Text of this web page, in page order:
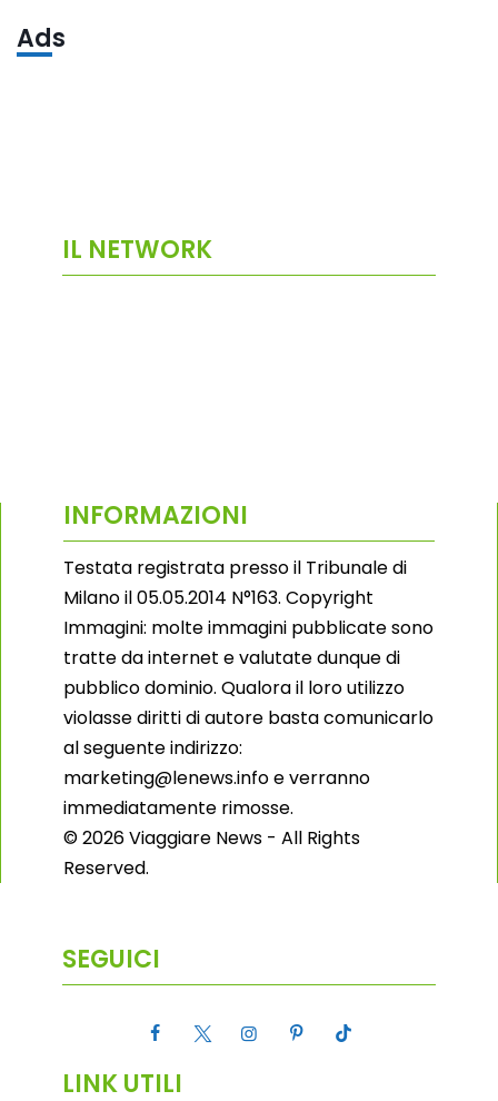
Ads
IL NETWORK
INFORMAZIONI
Testata registrata presso il Tribunale di
Milano il 05.05.2014 N°163. Copyright
Immagini: molte immagini pubblicate sono
tratte da internet e valutate dunque di
pubblico dominio. Qualora il loro utilizzo
violasse diritti di autore basta comunicarlo
al seguente indirizzo:
marketing@lenews.info e verranno
immediatamente rimosse.
© 2026 Viaggiare News - All Rights
Reserved.
SEGUICI
LINK UTILI